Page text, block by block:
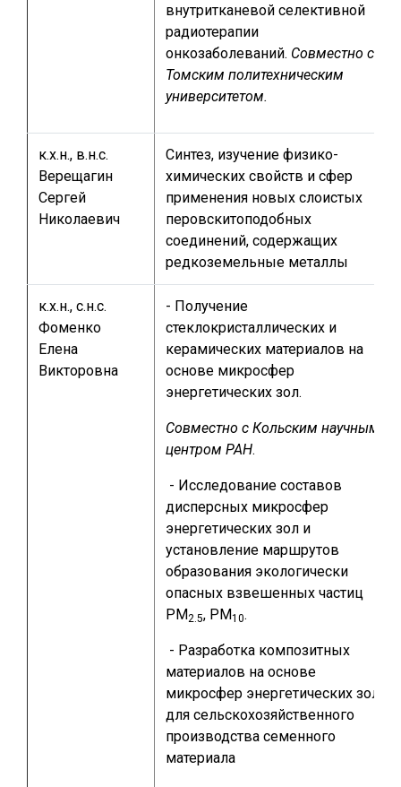
внутритканевой селективной
радиотерапии
онкозаболеваний. Совместно с
Томским политехническим
университетом.
к.х.н., в.н.с.
Верещагин
Сергей
Николаевич
Синтез, изучение физико-
химических свойств и сфер
применения новых слоистых
перовскитоподобных
соединений, содержащих
редкоземельные металлы
к.х.н., с.н.с.
Фоменко
Елена
Викторовна
- Получение
стеклокристаллических и
керамических материалов на
основе микросфер
энергетических зол.
Совместно с Кольским научным
центром РАН.
- Исследование составов
дисперсных микросфер
энергетических зол и
установление маршрутов
образования экологически
опасных взвешенных частиц
РМ2.5, РМ10.
- Разработка композитных
материалов на основе
микросфер энергетических зол
для сельскохозяйственного
производства семенного
материала